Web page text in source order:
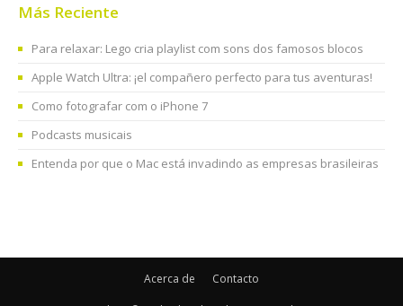
Más Reciente
Para relaxar: Lego cria playlist com sons dos famosos blocos
Apple Watch Ultra: ¡el compañero perfecto para tus aventuras!
Como fotografar com o iPhone 7
Podcasts musicais
Entenda por que o Mac está invadindo as empresas brasileiras
Acerca de Contacto